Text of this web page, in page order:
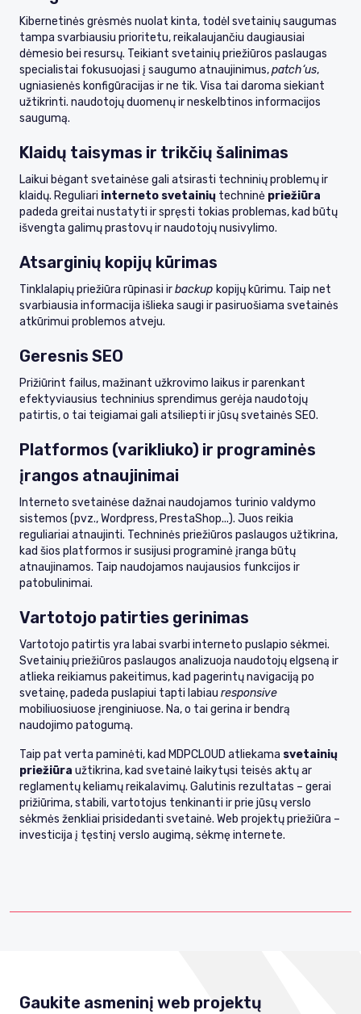
Kibernetinės grėsmės nuolat kinta, todėl svetainių saugumas
tampa svarbiausiu prioritetu, reikalaujančiu daugiausiai
dėmesio bei resursų. Teikiant svetainių priežiūros paslaugas
specialistai fokusuojasi į saugumo atnaujinimus,patch‘us,
ugniasienės konfigūracijas ir ne tik. Visa tai daroma siekiant
užtikrinti. naudotojų duomenų ir neskelbtinos informacijos
saugumą.
Klaidų taisymas ir trikčių šalinimas
Laikui bėgant svetainėse gali atsirasti techninių problemų ir
klaidų. Reguliari interneto svetainių techninė priežiūra
padeda greitai nustatyti ir spręsti tokias problemas, kad būtų
išvengta galimų prastovų ir naudotojų nusivylimo.
Atsarginių kopijų kūrimas
Tinklalapių priežiūra rūpinasi irbackup kopijų kūrimu. Taip net
svarbiausia informacija išlieka saugi ir pasiruošiama svetainės
atkūrimui problemos atveju.
Geresnis SEO
Prižiūrint failus, mažinant užkrovimo laikus ir parenkant
efektyviausius techninius sprendimus gerėja naudotojų
patirtis, o tai teigiamai gali atsiliepti ir jūsų svetainės SEO.
Platformos (varikliuko) ir programinės
įrangos atnaujinimai
Interneto svetainėse dažnai naudojamos turinio valdymo
sistemos (pvz., Wordpress, PrestaShop...). Juos reikia
reguliariai atnaujinti. Techninės priežiūros paslaugos užtikrina,
kad šios platformos ir susijusi programinė įranga būtų
atnaujinamos. Taip naudojamos naujausios funkcijos ir
patobulinimai.
Vartotojo patirties gerinimas
Vartotojo patirtis yra labai svarbi interneto puslapio sėkmei.
Svetainių priežiūros paslaugos analizuoja naudotojų elgseną ir
atlieka reikiamus pakeitimus, kad pagerintų navigaciją po
svetainę, padeda puslapiui tapti labiau responsive
mobiliuosiuose įrenginiuose. Na, o tai gerina ir bendrą
naudojimo patogumą.
Taip pat verta paminėti, kad MDPCLOUD atliekama svetainių
priežiūra užtikrina, kad svetainė laikytųsi teisės aktų ar
reglamentų keliamų reikalavimų. Galutinis rezultatas – gerai
prižiūrima, stabili, vartotojus tenkinanti ir prie jūsų verslo
sėkmės ženkliai prisidedanti svetainė. Web projektų priežiūra –
investicija į tęstinį verslo augimą, sėkmę internete.
Gaukite asmeninį web projektų